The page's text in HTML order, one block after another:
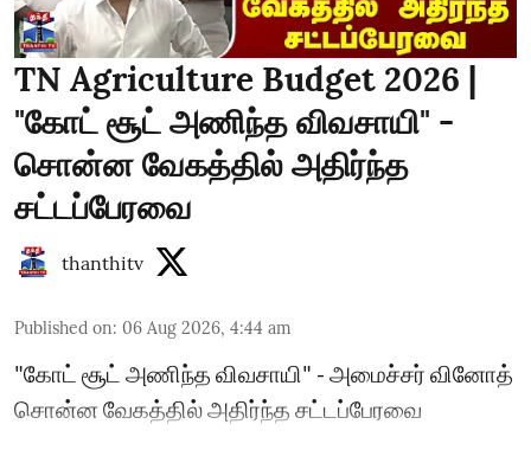
TN Agriculture Budget 2026 |
"கோட் சூட் அணிந்த விவசாயி" -
சொன்ன வேகத்தில் அதிர்ந்த
சட்டப்பேரவை
thanthitv
Published on: 06 Aug 2026, 4:44 am
"கோட் சூட் அணிந்த விவசாயி" - அமைச்சர் வினோத்
சொன்ன வேகத்தில் அதிர்ந்த சட்டப்பேரவை